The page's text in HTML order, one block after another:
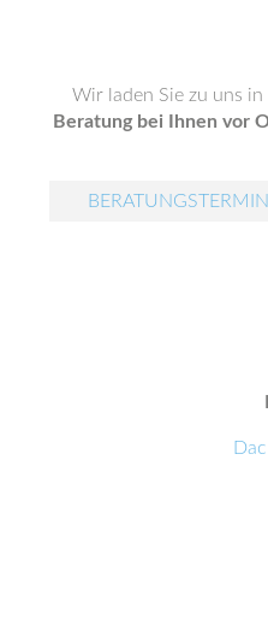
Wir laden Sie zu uns
Beratung bei Ihnen vor